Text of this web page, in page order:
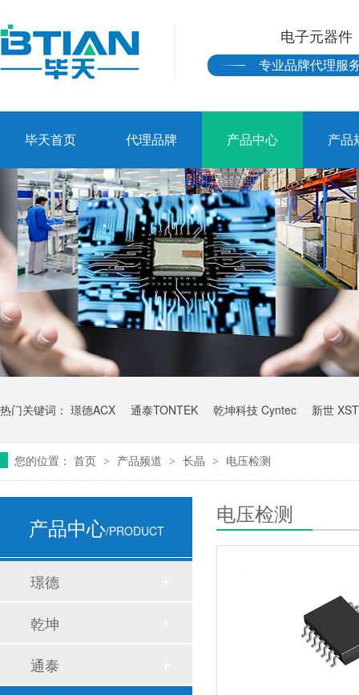
电子元器件
专业品牌代理服
毕天首页 代理品牌 产品中心 产品
热门关键词： 璟德ACX 通泰TONTEK 乾坤科技 Cyntec 新世
您的位置： 首页 > 产品频道 > 长晶 > 电压检测
电压检测
产品中心/PRODUCT
璟德
乾坤
通泰